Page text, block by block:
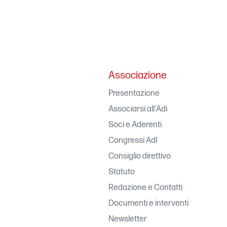
Associazione
Presentazione
Associarsi all'Adi
Soci e Aderenti
Congressi AdI
Consiglio direttivo
Statuto
Redazione e Contatti
Documenti e interventi
Newsletter